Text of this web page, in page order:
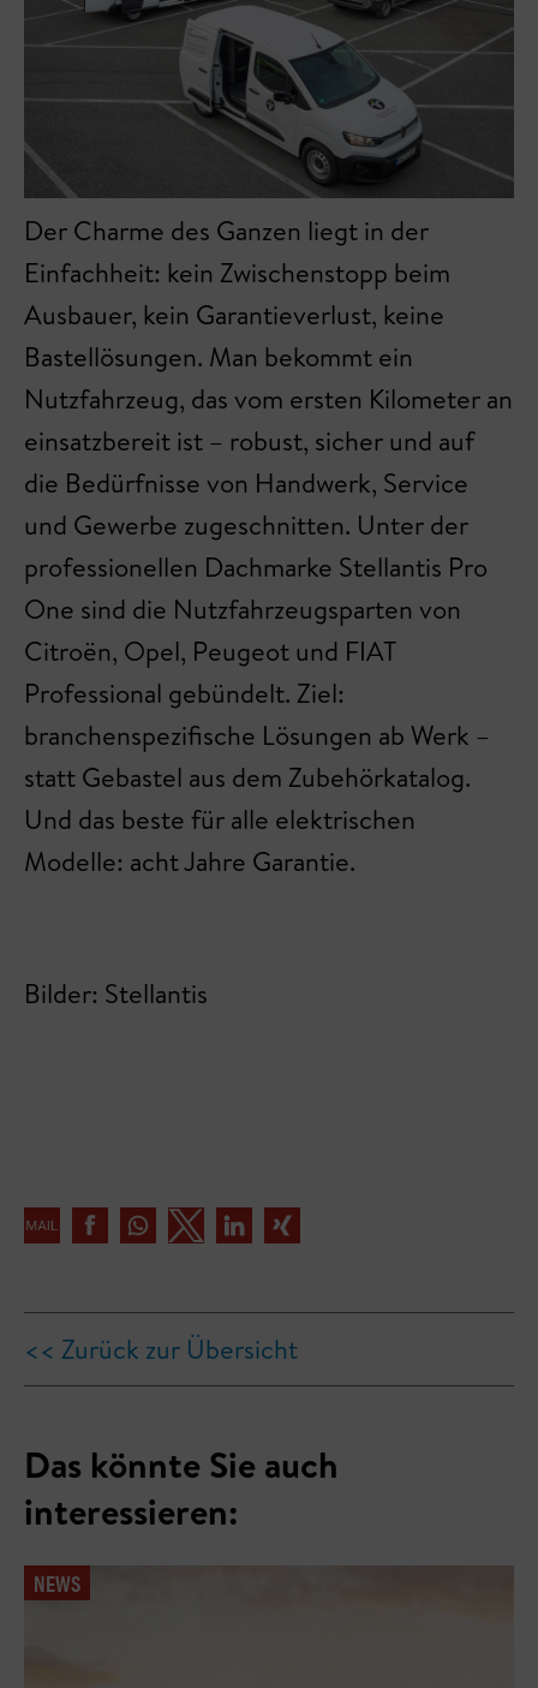
Der Charme des Ganzen liegt in der
Einfachheit: kein Zwischenstopp beim
Ausbauer, kein Garantieverlust, keine
Bastellösungen. Man bekommt ein
Nutzfahrzeug, das vom ersten Kilometer an
einsatzbereit ist – robust, sicher und auf
die Bedürfnisse von Handwerk, Service
und Gewerbe zugeschnitten. Unter der
professionellen Dachmarke Stellantis Pro
One sind die Nutzfahrzeugsparten von
Citroën, Opel, Peugeot und FIAT
Professional gebündelt. Ziel:
branchenspezifische Lösungen ab Werk –
statt Gebastel aus dem Zubehörkatalog.
Und das beste für alle elektrischen
Modelle: acht Jahre Garantie.
Bilder: Stellantis
<< Zurück zur Übersicht
Das könnte Sie auch
interessieren:
NEWS